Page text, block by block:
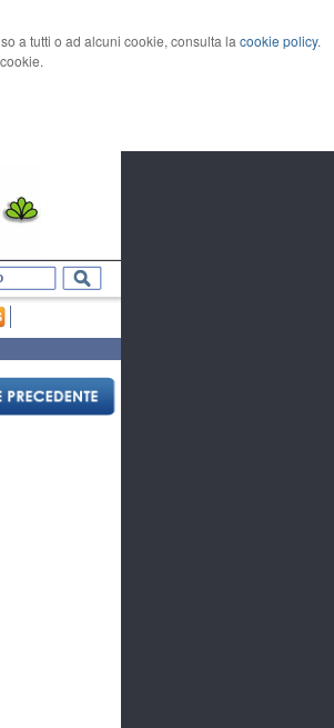
a tutti o ad alcuni cookie, consulta la cookie policy.